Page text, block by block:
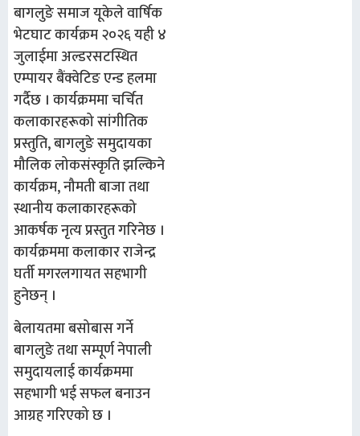
बागलुङे समाज यूकेले वार्षिक
भेटघाट कार्यक्रम २०२६ यही ४
जुलाईमा अल्डरसटस्थित
एम्पायर बैंक्वेटिङ एन्ड हलमा
गर्दैछ । कार्यक्रममा चर्चित
कलाकारहरूको सांगीतिक
प्रस्तुति, बागलुङे समुदायका
मौलिक लोकसंस्कृति झल्किने
कार्यक्रम, नौमती बाजा तथा
स्थानीय कलाकारहरूको
आकर्षक नृत्य प्रस्तुत गरिनेछ ।
कार्यक्रममा कलाकार राजेन्द्र
घर्ती मगरलगायत सहभागी
हुनेछन् ।
बेलायतमा बसोबास गर्ने
बागलुङे तथा सम्पूर्ण नेपाली
समुदायलाई कार्यक्रममा
सहभागी भई सफल बनाउन
आग्रह गरिएको छ ।